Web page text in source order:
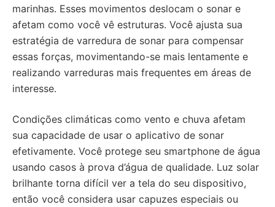
marinhas. Esses movimentos deslocam o sonar e
afetam como você vê estruturas. Você ajusta sua
estratégia de varredura de sonar para compensar
essas forças, movimentando-se mais lentamente e
realizando varreduras mais frequentes em áreas de
interesse.
Condições climáticas como vento e chuva afetam
sua capacidade de usar o aplicativo de sonar
efetivamente. Você protege seu smartphone de água
usando casos à prova d’água de qualidade. Luz solar
brilhante torna difícil ver a tela do seu dispositivo,
então você considera usar capuzes especiais ou